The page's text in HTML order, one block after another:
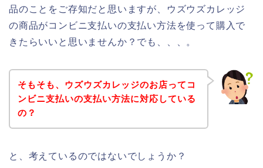
品のことをご存知だと思いますが、ウズウズカレッジ
の商品がコンビニ支払いの支払い方法を使って購入で
きたらいいと思いませんか？でも、、、。
そもそも、ウズウズカレッジのお店ってコ
ンビニ支払いの支払い方法に対応している
の？
と、考えているのではないでしょうか？